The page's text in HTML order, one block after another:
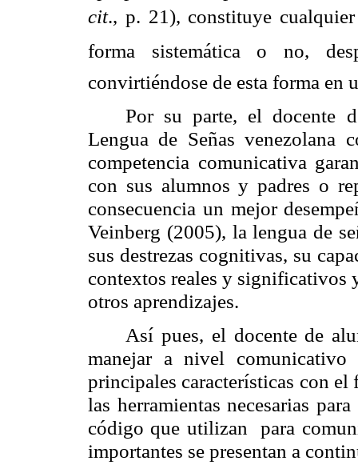
cit., p. 21), constituye
forma sistemática o no,
convirtiéndose de esta forma
Por su parte, el docente
Lengua de Señas venezolana
competencia comunicativa
con sus alumnos y padres o
consecuencia un mejor
Veinberg (2005), la lengua de
sus destrezas cognitivas, su
contextos reales y significativos
otros aprendizajes.
Así pues, el docente de
manejar a nivel
principales características con
las herramientas necesarias
código que utilizan para
importantes se presentan a